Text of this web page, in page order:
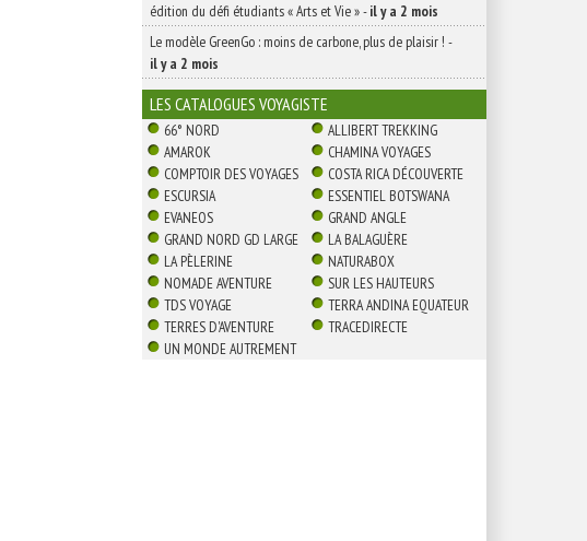
édition du défi étudiants « Arts et Vie »-il y a 2 mois
Le modèle GreenGo : moins de carbone, plus de plaisir ! -
il y a 2 mois
LES CATALOGUES VOYAGISTE
66° NORD
ALLIBERT TREKKING
AMAROK
CHAMINA VOYAGES
COMPTOIR DES VOYAGES
COSTA RICA DÉCOUVERTE
ESCURSIA
ESSENTIEL BOTSWANA
EVANEOS
GRAND ANGLE
GRAND NORD GD LARGE
LA BALAGUÈRE
LA PÈLERINE
NATURABOX
NOMADE AVENTURE
SUR LES HAUTEURS
TDS VOYAGE
TERRA ANDINA EQUATEUR
TERRES D'AVENTURE
TRACEDIRECTE
UN MONDE AUTREMENT